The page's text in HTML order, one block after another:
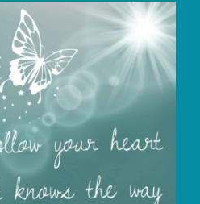
variations.
options
peuvent
être
choisies
sur
la
page
produit